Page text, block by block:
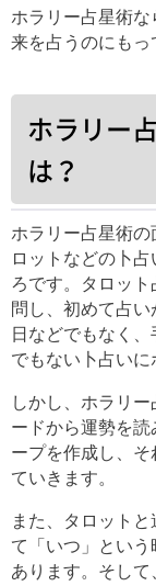
ホラリー占星術
来を占うのにもっ
ホラリー
は？
ホラリー占星術の
ロットなどの卜
ろです。タロッ
問し、初めて占
日などでもなく
でもない卜占いに
しかし、ホラリ
ードから運勢を
ープを作成し、
ていきます。
また、タロット
て「いつ」とい
あります。そし